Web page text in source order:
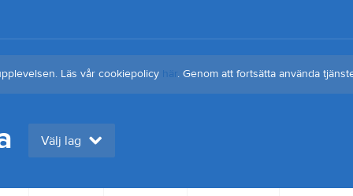
Läs vår cookiepolicy här. Genom att fortsätta använda
Välj lag